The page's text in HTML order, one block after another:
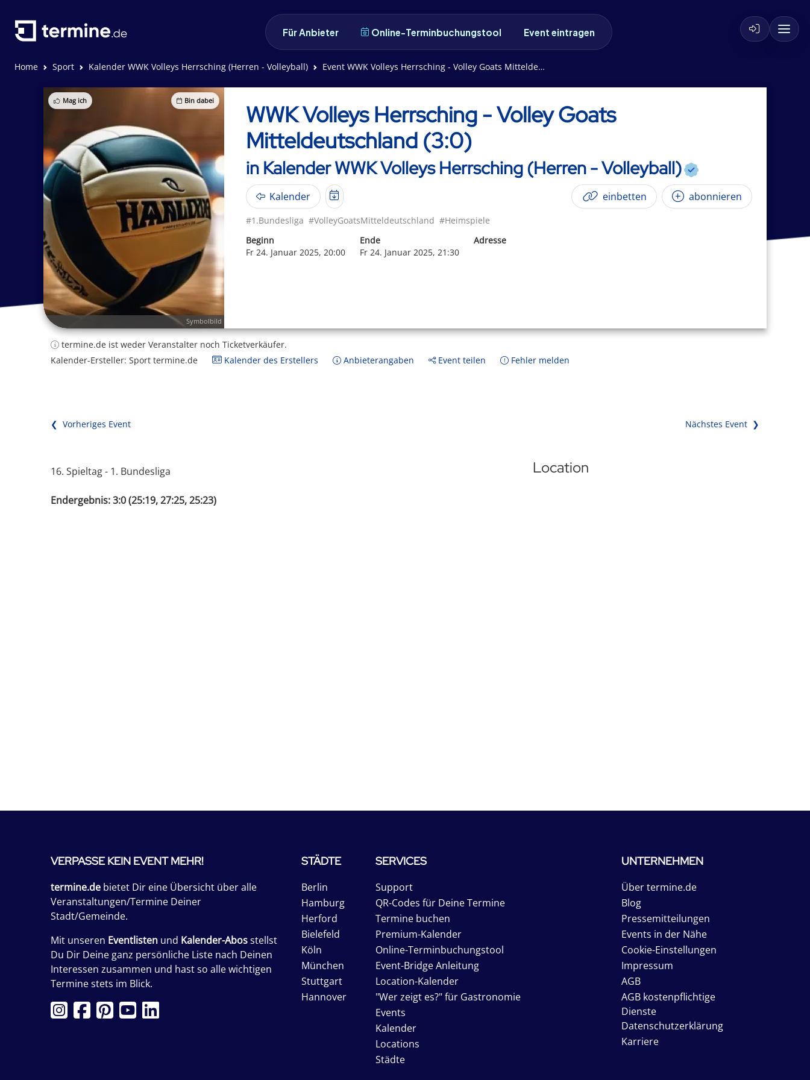
Für Anbieter Online-Terminbuchungstool Event eintragen
Home Sport Kalender WWK Volleys Herrsching (Herren - Volleyball) Event WWK Volleys Herrsching - Volley Goats Mitteldeutschland (3:0)
Mag ich Bin dabei
Symbolbild
WWK Volleys Herrsching - Volley Goats
Mitteldeutschland (3:0)
in Kalender WWK Volleys Herrsching (Herren - Volleyball)
Kalender einbetten abonnieren
#1.Bundesliga #VolleyGoatsMitteldeutschland #Heimspiele
Beginn
Fr 24. Januar 2025, 20:00
Ende
Fr 24. Januar 2025, 21:30
Adresse
termine.de ist weder Veranstalter noch Ticketverkäufer.
Kalender-Ersteller: Sport termine.de
Kalender des Erstellers Anbieterangaben Event teilen Fehler melden
❮ Vorheriges Event Nächstes Event ❯
16. Spieltag - 1. Bundesliga
Endergebnis: 3:0 (25:19, 27:25, 25:23)
Location
VERPASSE KEIN EVENT MEHR!
termine.de bietet Dir eine Übersicht über alle
Veranstaltungen/Termine Deiner
Stadt/Gemeinde.
Mit unseren Eventlisten und Kalender-Abosstellst
Du Dir Deine ganz persönliche Liste nach Deinen
Interessen zusammen und hast so alle wichtigen
Termine stets im Blick.
STÄDTE
Berlin
Hamburg
Herford
Bielefeld
Köln
München
Stuttgart
Hannover
SERVICES
Support
QR-Codes für Deine Termine
Termine buchen
Premium-Kalender
Online-Terminbuchungstool
Event-Bridge Anleitung
Location-Kalender
"Wer zeigt es?" für Gastronomie
Events
Kalender
Locations
Städte
UNTERNEHMEN
Über termine.de
Blog
Pressemitteilungen
Events in der Nähe
Cookie-Einstellungen
Impressum
AGB
AGB kostenpflichtige
Dienste
Datenschutzerklärung
Karriere